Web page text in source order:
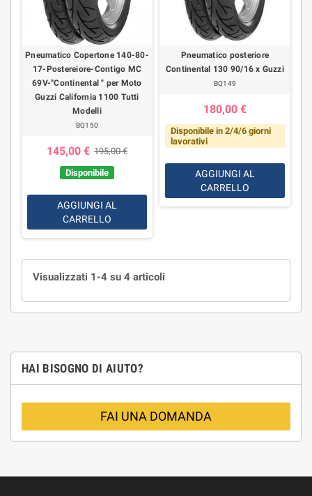
HAI BISOGNO DI AIUTO?
FAI UNA DOMANDA
Pneumatico Copertone 140-80-
17-Postereiore-Contigo MC
69V-"Continental " per Moto
Guzzi California 1100 Tutti
Modelli
BQ150
145,00 € 195,00 €
Disponibile
AGGIUNGI AL
CARRELLO
Pneumatico posteriore
Continental 130 90/16 x Guzzi
BQ149
180,00 €
Disponibile in 2/4/6 giorni
lavorativi
AGGIUNGI AL
CARRELLO
Visualizzati 1-4 su 4 articoli